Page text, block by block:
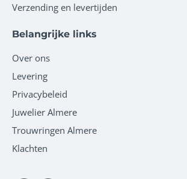
Verzending en levertijden
Belangrijke links
Over ons
Levering
Privacybeleid
Juwelier Almere
Trouwringen Almere
Klachten